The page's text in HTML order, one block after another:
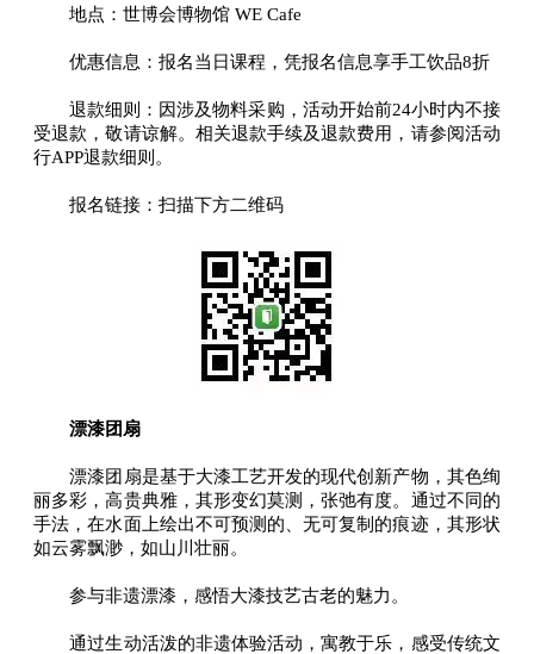
地点：世博会博物馆 WE Cafe
优惠信息：报名当日课程，凭报名信息享手工饮品8折
退款细则：因涉及物料采购，活动开始前24小时内不接
受退款，敬请谅解。相关退款手续及退款费用，请参阅活动
行APP退款细则。
报名链接：扫描下方二维码
漂漆团扇
漂漆团扇是基于大漆工艺开发的现代创新产物，其色绚
丽多彩，高贵典雅，其形变幻莫测，张弛有度。通过不同的
手法，在水面上绘出不可预测的、无可复制的痕迹，其形状
如云雾飘渺，如山川壮丽。
参与非遗漂漆，感悟大漆技艺古老的魅力。
通过生动活泼的非遗体验活动，寓教于乐，感受传统文